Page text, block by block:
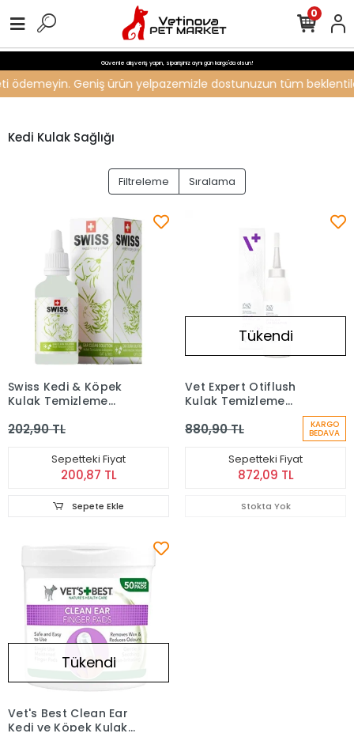
Güvenle alışveriş yapın, siparişiniz aynı gün kargo'da olsun!
ödemeyin. Geniş ürün yelpazemizle dostunuzun tüm
0
Kedi Kulak Sağlığı
Filtreleme Sıralama
Swiss Kedi & Köpek
Kulak Temizleme
202,90 TL
Sepetteki Fiyat
200,87 TL
Sepete Ekle
Tükendi
Vet Expert Otiflush
Kulak Temizleme
880,90 TL KARGO
BEDAVA
Sepetteki Fiyat
872,09 TL
Stokta Yok
Tükendi
Vet's Best Clean Ear
Kedi ve Köpek Kulak